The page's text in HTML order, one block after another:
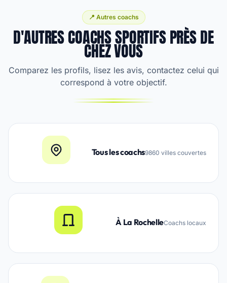
📍 Autres coachs
D'AUTRES COACHS SPORTIFS PRÈS DE
CHEZ VOUS
Comparez les profils, lisez les avis, contactez celui qui
correspond à votre objectif.
Tous les coachs9860 villes couvertes
À La RochelleCoachs locaux